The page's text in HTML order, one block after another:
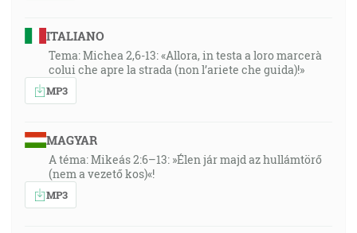
ITALIANO
Tema: Michea 2,6-13: «Allora, in testa a loro marcerà
colui che apre la strada (non l’ariete che guida)!»
MP3
MAGYAR
A téma: Mikeás 2:6–13: »Élen jár majd az hullámtörő
(nem a vezető kos)«!
MP3